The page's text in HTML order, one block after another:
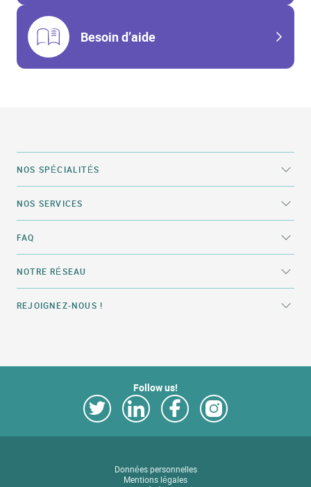
Besoin d’aide
NOS SPÉCIALITÉS
NOS SERVICES
FAQ
NOTRE RÉSEAU
REJOIGNEZ-NOUS !
Follow us!
Données personnelles
Mentions légales